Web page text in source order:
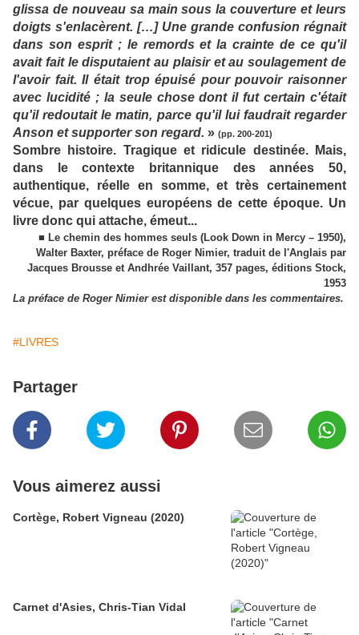
glissa de nouveau sa main sous la couverture et leurs
doigts s'enlacèrent. […] Une grande confusion régnait
dans son esprit ; le remords et la crainte de ce qu'il
avait fait le disputaient au plaisir et au soulagement de
l'avoir fait. Il était trop épuisé pour pouvoir raisonner
avec lucidité ; la seule chose dont il fut certain c'était
qu'il redoutait le matin, parce qu'il lui faudrait regarder
Anson et supporter son regard. » (pp. 200-201)
Sombre histoire. Tragique et ridicule destinée. Mais,
dans le contexte britannique des années 50,
authentique, réelle en somme, et très certainement
vécue, par quelques européens de cette époque. Un
livre donc qui attache, émeut...
■ Le chemin des hommes seuls (Look Down in Mercy – 1950),
Walter Baxter, préface de Roger Nimier, traduit de l'Anglais par
Jacques Brousse et Andhrée Vaillant, 357 pages, éditions Stock,
1953
La préface de Roger Nimier est disponible dans les commentaires.
#LIVRES
Partager
Vous aimerez aussi
Cortège, Robert Vigneau (2020)
Carnet d'Asies, Chris-Tian Vidal